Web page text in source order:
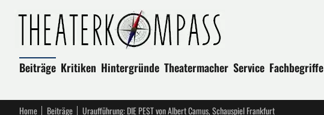
Beiträge Kritiken Hintergründe Theatermacher Service Fachbegriffe
Home Beiträge Uraufführung: DIE PEST von Albert Camus, Schauspiel Frankfurt